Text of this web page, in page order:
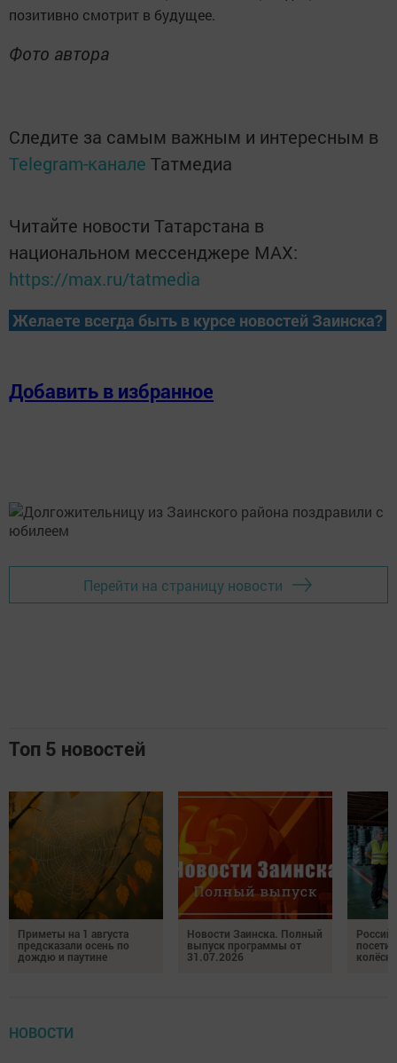
позитивно смотрит в будущее.
Фото автора
Следите за самым важным и интересным в
Telegram-канале Татмедиа
Читайте новости Татарстана в
национальном мессенджере MАХ:
https://max.ru/tatmedia
Желаете всегда быть в курсе новостей Заинска?
Добавить в избранное
Перейти на страницу новости
Топ 5 новостей
Приметы на 1 августа
предсказали осень по
дождю и паутине
Новости Заинска. Полный
выпуск программы от
31.07.2026
НОВОСТИ